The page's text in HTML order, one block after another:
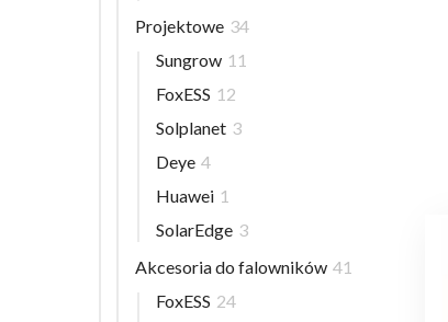
Projektowe 34
Sungrow 11
FoxESS 12
Solplanet 3
Deye 4
Huawei 1
SolarEdge 3
Akcesoria do falowników 41
FoxESS 24